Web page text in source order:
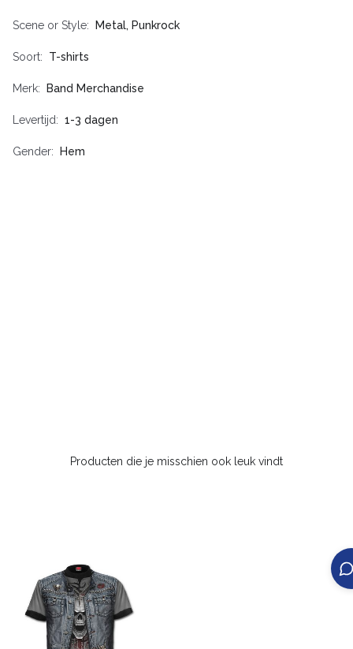
Scene or Style Metal, Punkrock
Soort T-shirts
Merk Band Merchandise
Levertijd 1-3 dagen
Gender Hem
Producten die je misschien ook leuk vindt